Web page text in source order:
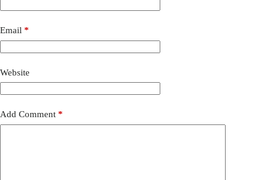
Email *
Website
Add Comment *